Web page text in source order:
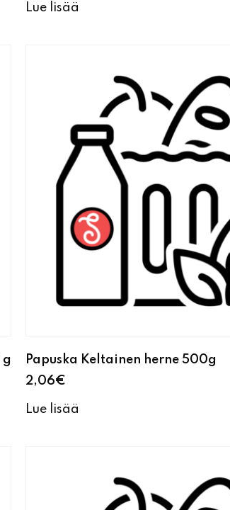
Lue lisää
g
Papuska Keltainen herne 500g
2,06€
Lue lisää